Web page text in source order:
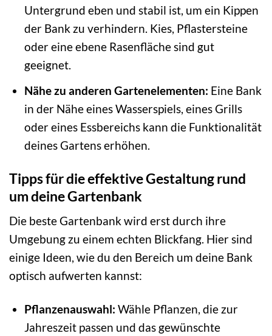
Untergrund eben und stabil ist, um ein Kippen
der Bank zu verhindern. Kies, Pflastersteine
oder eine ebene Rasenfläche sind gut
geeignet.
Nähe zu anderen Gartenelementen: Eine Bank
in der Nähe eines Wasserspiels, eines Grills
oder eines Essbereichs kann die Funktionalität
deines Gartens erhöhen.
Tipps für die effektive Gestaltung rund
um deine Gartenbank
Die beste Gartenbank wird erst durch ihre
Umgebung zu einem echten Blickfang. Hier sind
einige Ideen, wie du den Bereich um deine Bank
optisch aufwerten kannst:
Pflanzenauswahl: Wähle Pflanzen, die zur
Jahreszeit passen und das gewünschte